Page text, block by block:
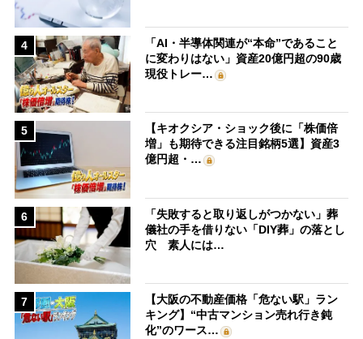
4
「AI・半導体関連が“本命”であること
に変わりはない」資産20億円超の90歳
現役トレー…
5
【キオクシア・ショック後に「株価倍
増」も期待できる注目銘柄5選】資産3
億円超・…
6
「失敗すると取り返しがつかない」葬
儀社の手を借りない「DIY葬」の落とし
穴 素人には…
7
【大阪の不動産価格「危ない駅」ラン
キング】“中古マンション売れ行き鈍
化”のワース…